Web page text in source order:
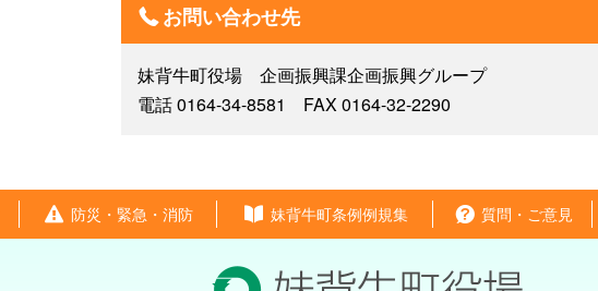
お問い合わせ先
妹背牛町役場 企画振興課企画振興グループ
電話 0164-34-8581 FAX 0164-32-2290
防災・緊急・消防 妹背牛町条例例規集 質問・ご意見